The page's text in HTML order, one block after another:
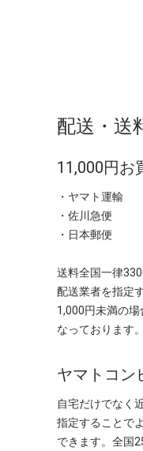
配送・送
11,000円お
・ヤマト運輸
・佐川急便
・日本郵便
送料全国一律
配送業者を指定
1,000円未満の
なっております。
ヤマトコン
自宅だけでなく
指定することで
できます。全国